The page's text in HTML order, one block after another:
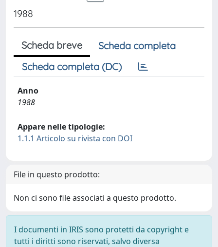
1988
Scheda breve
Scheda completa
Scheda completa (DC)
Anno
1988
Appare nelle tipologie:
1.1.1 Articolo su rivista con DOI
File in questo prodotto:
Non ci sono file associati a questo prodotto.
I documenti in IRIS sono protetti da copyright e
tutti i diritti sono riservati, salvo diversa